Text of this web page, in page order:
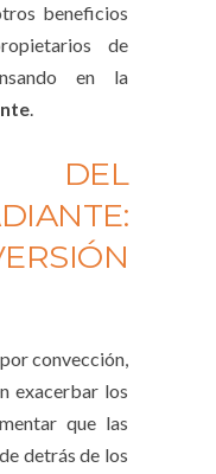
beneficios
de
en la
.
DEL
convección,
exacerbar los
que las
detrás de los